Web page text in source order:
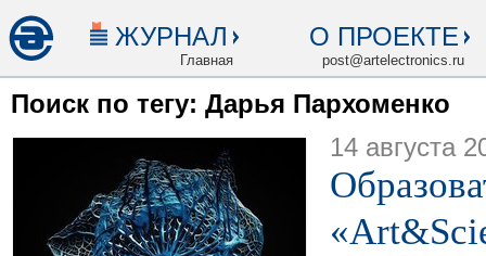
ЖУРНАЛ
Главная
О ПРОЕКТЕ
post@artelectronics.ru
Поиск по тегу: Дарья Пархоменко
14 августа